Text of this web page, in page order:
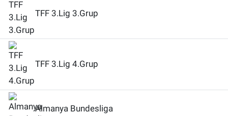
TFF 3.Lig 3.Grup
TFF 3.Lig 4.Grup
Almanya Bundesliga